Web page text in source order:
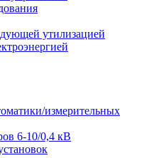
утилизацией
измерительных
6-10/0,4 кВ